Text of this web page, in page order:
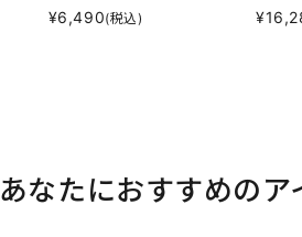
¥6,490(税込)
¥
あなたにおすすめのア